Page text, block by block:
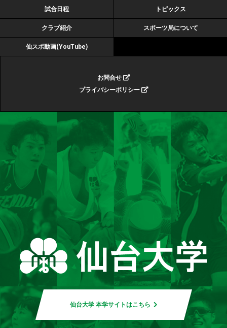
試合日程 トピックス
クラブ紹介 スポーツ局について
仙スポ動画(YouTube)
お問合せ
プライバシーポリシー
仙台大学 本学サイトはこちら